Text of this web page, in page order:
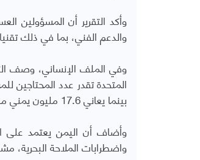
وأكد التقرير أن المسؤولين
والدعم الفني، بما في ذلك
وفي الملف الإنساني، وصف
بينما يعاني 17.6 مليون يمني من انعدام الأمن الغذائي
واضطرابات الملاحة البحرية،